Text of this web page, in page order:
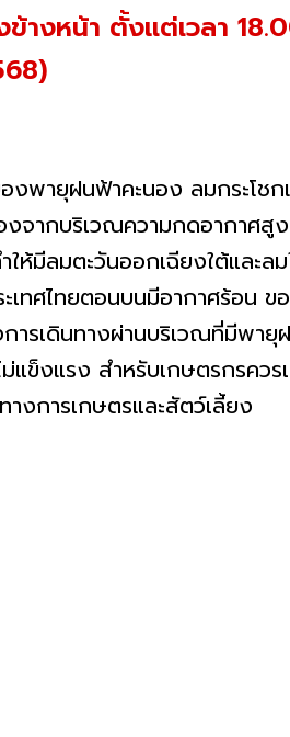
งหน้า ตั้งแต่เวลา
พายุฝนฟ้าคะนอง ลมกระโช
ากบริเวณความกดอากาศสู
ห้มีลมตะวันออกเฉียงใต้และ
เทศไทยตอนบนมีอากาศร้อน
รเดินทางผ่านบริเวณที่มีพายุ
งแรง สำหรับเกษตรกรควร
งการเกษตรและสัตว์เลี้ยง